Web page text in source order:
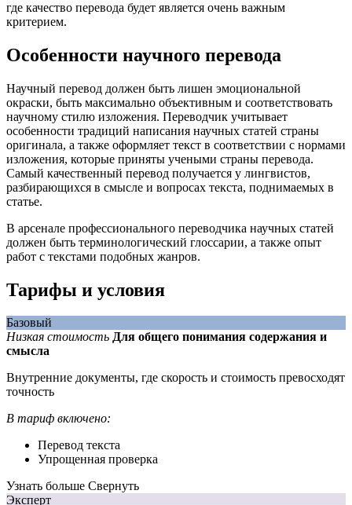
где качество перевода будет является очень важным
критерием.
Особенности научного перевода
Научный перевод должен быть лишен эмоциональной
окраски, быть максимально объективным и соответствовать
научному стилю изложения. Переводчик учитывает
особенности традиций написания научных статей страны
оригинала, а также оформляет текст в соответствии с нормами
изложения, которые приняты учеными страны перевода.
Самый качественный перевод получается у лингвистов,
разбирающихся в смысле и вопросах текста, поднимаемых в
статье.
В арсенале профессионального переводчика научных статей
должен быть терминологический глоссарии, а также опыт
работ с текстами подобных жанров.
Тарифы и условия
Базовый
Низкая стоимость Для общего понимания содержания и
смысла
Внутренние документы, где скорость и стоимость превосходят
точность
В тариф включено:
Перевод текста
Упрощенная проверка
Узнать больше Свернуть
Эксперт